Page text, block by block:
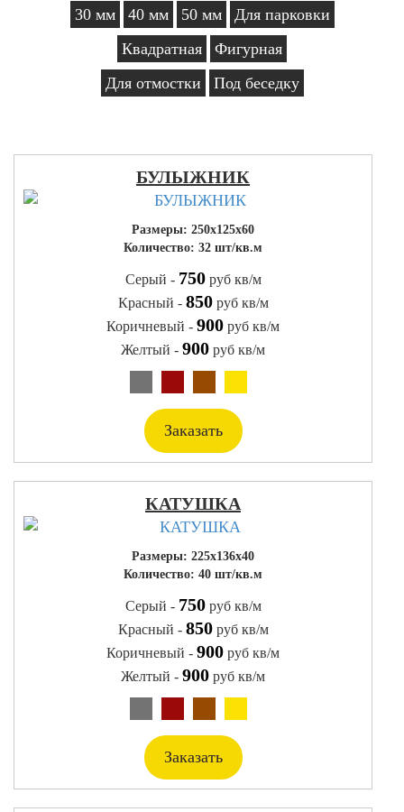
30 мм
40 мм 50 мм
Для парковки
Квадратная
Фигурная
Для отмостки
Под беседку
БУЛЫЖНИК
Размеры: 250x125x60
Количество: 32 шт/кв.м
Серый - 750руб кв/м
Красный - 850руб кв/м
Коричневый - 900 руб кв/м
Желтый - 900 руб кв/м
Заказать
КАТУШКА
Размеры: 225x136x40
Количество: 40 шт/кв.м
Серый - 750руб кв/м
Красный - 850руб кв/м
Коричневый - 900 руб кв/м
Желтый - 900 руб кв/м
Заказать